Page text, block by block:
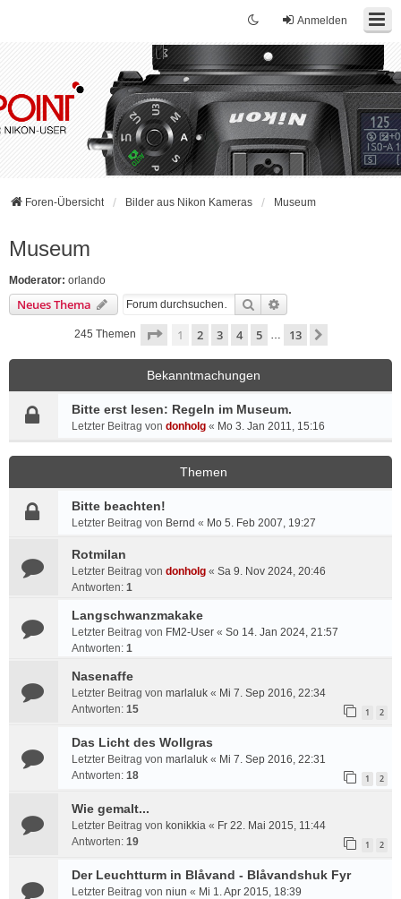
Anmelden
Foren-Übersicht Bilder aus Nikon Kameras Museum
Museum
Moderator: orlando
Neues Thema Suche
245 Themen Seite 1von 13
1 2 3 4 5 … 13
Bekanntmachungen
Bitte erst lesen: Regeln im Museum.
Letzter Beitrag von donholg « Mo 3. Jan 2011, 15:16
Themen
Bitte beachten!
Letzter Beitrag von Bernd « Mo 5. Feb 2007, 19:27
Rotmilan
Letzter Beitrag von donholg « Sa 9. Nov 2024, 20:46
Antworten: 1
Langschwanzmakake
Letzter Beitrag von FM2-User « So 14. Jan 2024, 21:57
Antworten: 1
Nasenaffe
Letzter Beitrag von marlaluk « Mi 7. Sep 2016, 22:34
Antworten: 15 1 2
Das Licht des Wollgras
Letzter Beitrag von marlaluk « Mi 7. Sep 2016, 22:31
Antworten: 18 1 2
Wie gemalt...
Letzter Beitrag von konikkia « Fr 22. Mai 2015, 11:44
Antworten: 19 1 2
Der Leuchtturm in Blåvand - Blåvandshuk Fyr
Letzter Beitrag von niun « Mi 1. Apr 2015, 18:39